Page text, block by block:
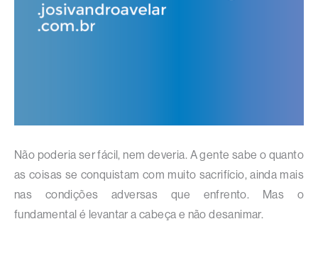
Não poderia ser fácil, nem deveria. A gente sabe o quanto
as coisas se conquistam com muito sacrifício, ainda mais
nas condições adversas que enfrento. Mas o
fundamental é levantar a cabeça e não desanimar.